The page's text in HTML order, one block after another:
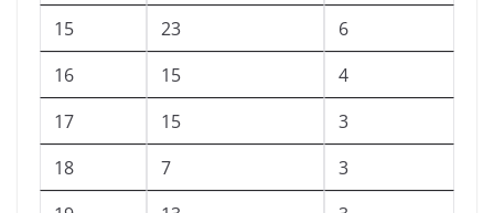
15
23
6
16
15
4
17
15
3
18
7
3